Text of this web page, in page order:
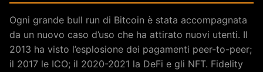
Ogni grande bull run di Bitcoin è stata accompagnata
da un nuovo caso d’uso che ha attirato nuovi utenti. Il
2013 ha visto l’esplosione dei pagamenti peer-to-peer;
il 2017 le ICO; il 2020-2021 la DeFi e gli NFT. Fidelity